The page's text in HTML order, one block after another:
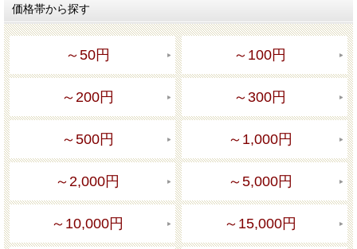
価格帯から探す
～50円 ～100円
～200円 ～300円
～500円 ～1,000円
～2,000円 ～5,000円
～10,000円 ～15,000円